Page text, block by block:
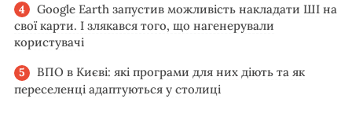
Google Earth запустив можливість накладати ШІ на
свої карти. І злякався того, що нагенерували
користувачі
ВПО в Києві: які програми для них діють та як
переселенці адаптуються у столиці